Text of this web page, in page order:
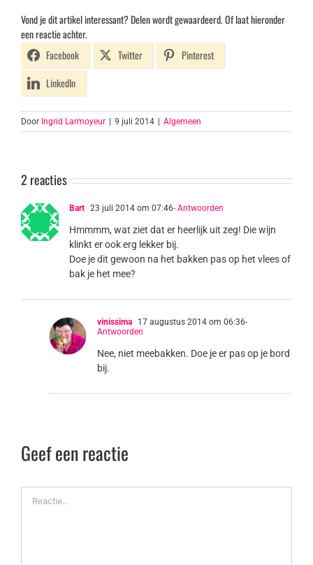
Vond je dit artikel interessant? Delen wordt gewaardeerd. Of laat hieronder
een reactie achter.
Facebook
Twitter
Pinterest
LinkedIn
Door Ingrid Larmoyeur 9 juli 2014 Algemeen
2 reacties
Bart 23 juli 2014 om 07:46- Antwoorden
Hmmmm, wat ziet dat er heerlijk uit zeg! Die wijn
klinkt er ook erg lekker bij.
Doe je dit gewoon na het bakken pas op het vlees of
bak je het mee?
vinissima 17 augustus 2014 om 06:36-
Antwoorden
Nee, niet meebakken. Doe je er pas op je bord
bij.
Geef een reactie